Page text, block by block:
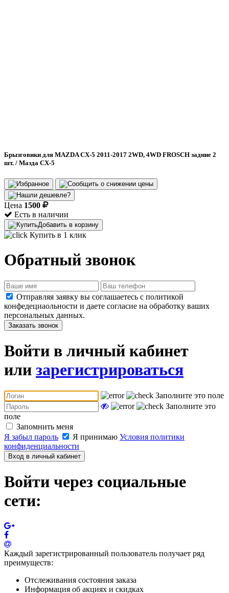
Брызговики для MAZDA CX-5 2011-2017 2WD, 4WD FROSCH задние 2
шт. / Мазда СХ-5
Цена 1500
Есть в наличии
Добавить в корзину
Купить в 1 клик
Обратный звонок
Отправляя заявку вы соглашаетесь с политикой
конфедециаольности и даете согласие на обработку ваших
персональных данных.
Заказать звонок
Войти в личный кабинет
или зарегистрироваться
Заполните это поле
Заполните это
поле
Запомнить меня
Я забыл пароль
Я принимаю Условия политики
конфиденциальности
Вход в личный кабинет
Войти через социальные
сети:
Каждый зарегистрированный пользователь получает ряд
преимуществ:
Отслеживания состояния заказа
Информация об акциях и скидках